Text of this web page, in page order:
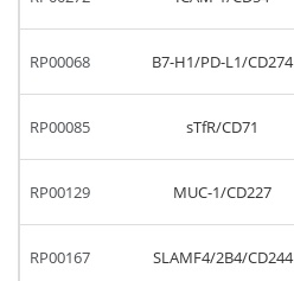
RP00068 B7-H1/PD-L1/CD274
RP00085 sTfR/CD71
RP00129 MUC-1/CD227
RP00167 SLAMF4/2B4/CD244